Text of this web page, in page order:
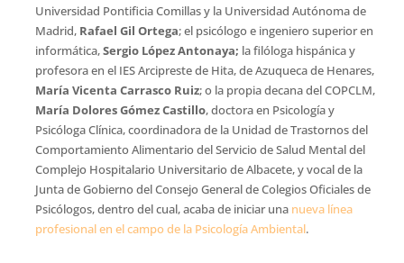
Universidad Pontificia Comillas y la Universidad Autónoma de
Madrid, Rafael Gil Ortega; el psicólogo e ingeniero superior en
informática,Sergio López Antonaya; la filóloga hispánica y
profesora en el IES Arcipreste de Hita, de Azuqueca de Henares,
María Vicenta Carrasco Ruiz; o la propia decana del COPCLM,
María Dolores Gómez Castillo, doctora en Psicología y
Psicóloga Clínica, coordinadora de la Unidad de Trastornos del
Comportamiento Alimentario del Servicio de Salud Mental del
Complejo Hospitalario Universitario de Albacete, y vocal de la
Junta de Gobierno del Consejo General de Colegios Oficiales de
Psicólogos, dentro del cual, acaba de iniciar una nueva línea
profesional en el campo de la Psicología Ambiental.